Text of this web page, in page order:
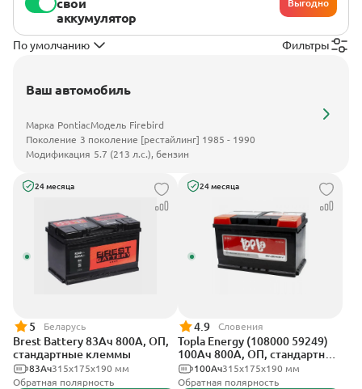
свой
аккумулятор
Выгодно
По умолчанию Фильтры
Ваш автомобиль
Марка PontiacМодель Firebird
Поколение 3 поколение [рестайлинг] 1985 - 1990
Модификация 5.7 (213 л.с.), бензин
24 месяца
5 Беларусь
Brest Battery 83Ач 800А, ОП,
стандартные клеммы
315x175x190 мм
83Ач
Обратная полярность
24 месяца
4.9 Словения
Topla Energy (108000 59249)
100Ач 800А, ОП, стандартные
клеммы315x175x190 мм
100Ач
Обратная полярность